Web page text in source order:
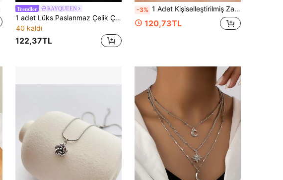
Trendler RAYQUEEN
1 adet Lüks Paslanmaz Çelik Çok Katmanlı Uzun Kolye, Zarif Stil Çok Yönlü Minimalist Takı, Hediye Olarak Uygun
40 kaldı
122,37TL
-3% 1 Adet Kişiselleştirilmiş Zarif Yan Duran Kalp Baş Harfli A-Z 26 Harf İsim Kolye Ucu Kolye, Genç Kızlar İçin Günlük Kullanıma Uygun Doğum Günü ve Noel Hediyesi Takısı
120,73TL